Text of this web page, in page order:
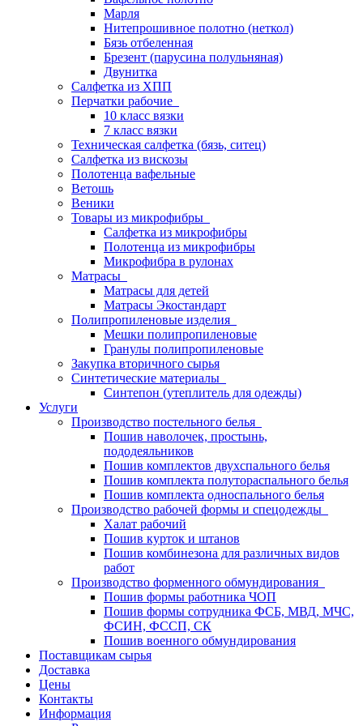
Марля
Нитепрошивное полотно (неткол)
Бязь отбеленная
Брезент (парусина полульняная)
Двунитка
Салфетка из ХПП
Перчатки рабочие
10 класс вязки
7 класс вязки
Техническая салфетка (бязь, ситец)
Салфетка из вискозы
Полотенца вафельные
Ветошь
Веники
Товары из микрофибры
Салфетка из микрофибры
Полотенца из микрофибры
Микрофибра в рулонах
Матрасы
Матрасы для детей
Матрасы Экостандарт
Полипропиленовые изделия
Мешки полипропиленовые
Гранулы полипропиленовые
Закупка вторичного сырья
Синтетические материалы
Синтепон (утеплитель для одежды)
Услуги
Производство постельного белья
Пошив наволочек, простынь,
пододеяльников
Пошив комплектов двухспального белья
Пошив комплекта полутораспального белья
Пошив комплекта односпального белья
Производство рабочей формы и спецодежды
Халат рабочий
Пошив курток и штанов
Пошив комбинезона для различных видов
работ
Производство форменного обмундирования
Пошив формы работника ЧОП
Пошив формы сотрудника ФСБ, МВД, МЧС,
ФСИН, ФССП, СК
Пошив военного обмундирования
Поставщикам сырья
Доставка
Цены
Контакты
Информация